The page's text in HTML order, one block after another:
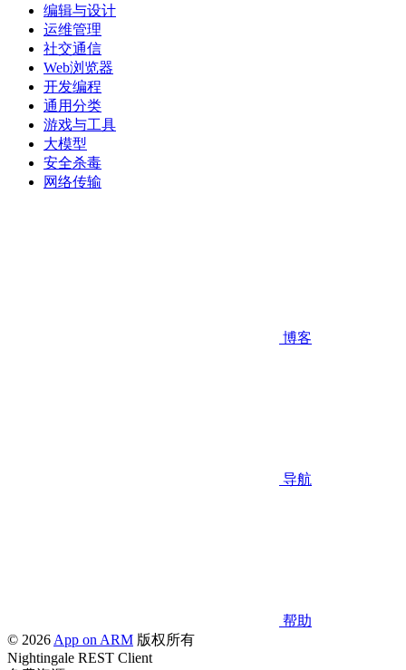
编辑与设计
运维管理
社交通信
Web浏览器
开发编程
通用分类
游戏与工具
大模型
安全杀毒
网络传输
博客
导航
帮助
© 2026 App on ARM 版权所有
Nightingale REST Client